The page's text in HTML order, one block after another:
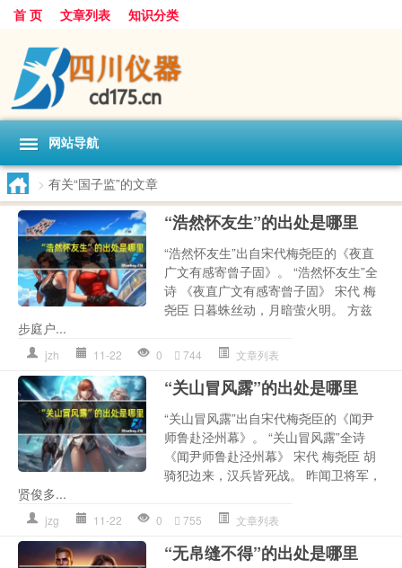
首 页 文章列表 知识分类
网站导航
> 有关“国子监”的文章
“浩然怀友生”的出处是哪里
“浩然怀友生”出自宋代梅尧臣的《夜直
广文有感寄曾子固》。 “浩然怀友生”全
诗 《夜直广文有感寄曾子固》 宋代 梅
尧臣 日暮蛛丝动，月暗萤火明。 方兹
步庭户...
jzh 11-22 0 744 文章列表
“关山冒风露”的出处是哪里
“关山冒风露”出自宋代梅尧臣的《闻尹
师鲁赴泾州幕》。 “关山冒风露”全诗
《闻尹师鲁赴泾州幕》 宋代 梅尧臣 胡
骑犯边来，汉兵皆死战。 昨闻卫将军，
贤俊多...
jzg 11-22 0 755 文章列表
“无帛缝不得”的出处是哪里